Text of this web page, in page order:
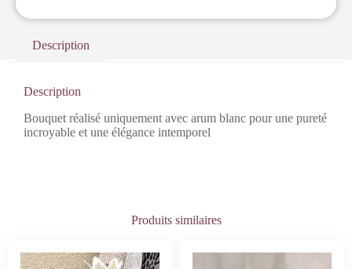
Description
Description
Bouquet réalisé uniquement avec arum blanc pour une pureté
incroyable et une élégance intemporel
Produits similaires